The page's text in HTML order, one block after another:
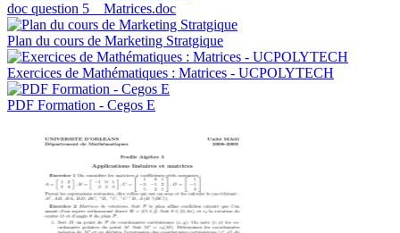
doc question 5 _ Matrices.doc
Plan du cours de Marketing Stratgique
Exercices de Mathématiques : Matrices - UCPOLYTECH
PDF Formation - Cegos E